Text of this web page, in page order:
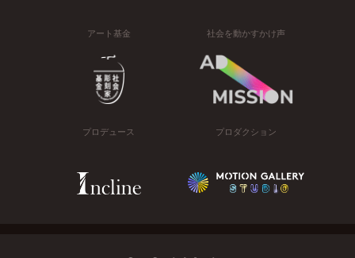
アート基金 社会を動かすかけ声
プロデュース プロダクション